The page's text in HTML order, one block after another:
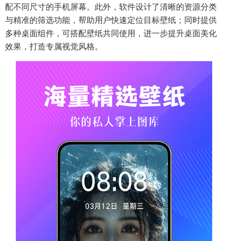
配不同尺寸的手机屏幕。此外，软件设计了清晰的资源分类
与精准的筛选功能，帮助用户快速定位目标壁纸；同时提供
多种桌面组件，可搭配壁纸共同使用，进一步提升桌面美化
效果，打造专属视觉风格。​